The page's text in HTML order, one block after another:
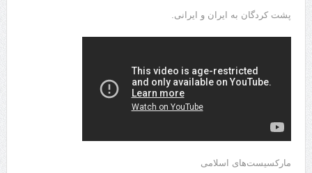
پشت کردگان به ایران و ایرانی.
مارکسیست‌های اسلامی